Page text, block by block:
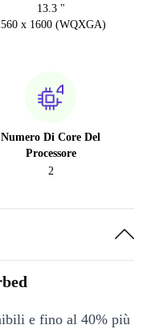
13.3 "
x 1600 (WQXGA)
Numero Di Core Del
Processore
2
e fino al 40% più